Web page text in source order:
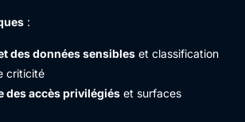
:
des données sensibles et classification
criticité
des accès privilégiés et surfaces